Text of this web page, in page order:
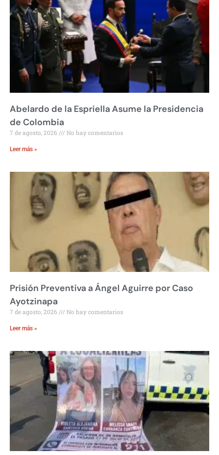
Abelardo de la Espriella Asume la Presidencia
de Colombia
7 de agosto, 2026 No hay comentarios
Leer más »
Prisión Preventiva a Ángel Aguirre por Caso
Ayotzinapa
7 de agosto, 2026 No hay comentarios
Leer más »